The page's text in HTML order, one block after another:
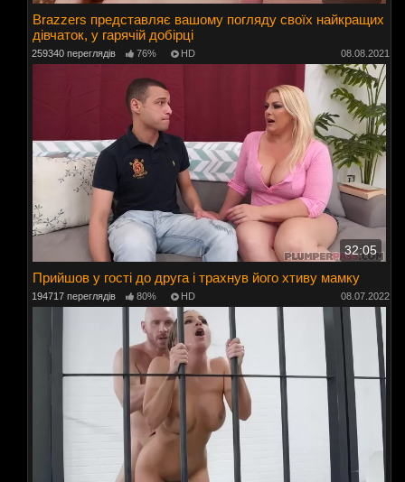
Brazzers представляє вашому погляду своїх найкращих
дівчаток, у гарячій добірці
259340 переглядів 76% HD 08.08.2021
32:05
Прийшов у гості до друга і трахнув його хтиву мамку
194717 переглядів 80% HD 08.07.2022